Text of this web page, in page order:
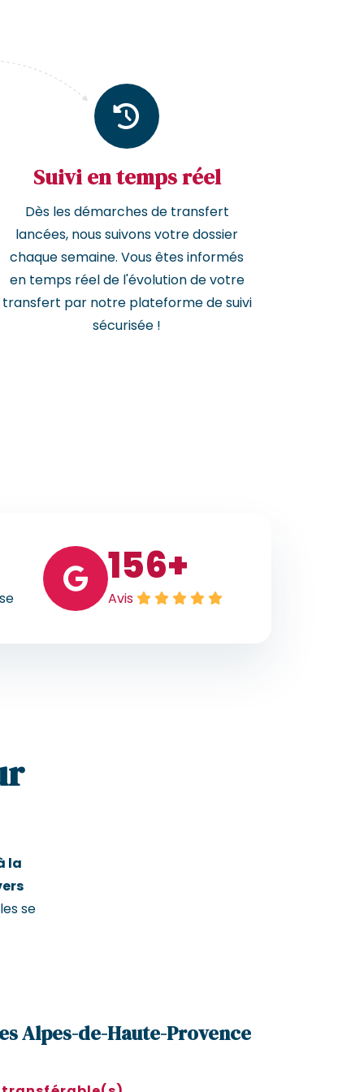
Suivi en temps réel
Dès les démarches de transfert
lancées, nous suivons votre dossier
chaque semaine. Vous êtes informés
en temps réel de l'évolution de votre
transfert par notre plateforme de suivi
sécurisée !
156+
Avis
la
se
Alpes-de-Haute-Provence